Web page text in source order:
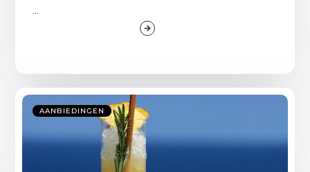
AANBIEDINGEN